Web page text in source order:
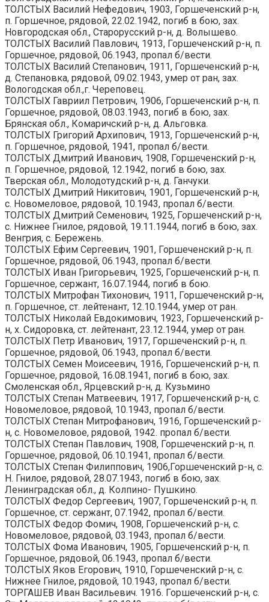
ТОЛСТЫХ Василий Нефедович, 1903, Горшеченский р-н,
п. Горшечное, рядовой, 22.02.1942, погиб в бою, зах.
Новгородская обл., Старорусский р-н, д. Волышево.
ТОЛСТЫХ Василий Павлович, 1913, Горшеченский р-н, п.
Горшечное, рядовой, 06.1943, пропал б/вести.
ТОЛСТЫХ Василий Степанович, 1911, Горшеченский р-н,
д. Степановка, рядовой, 09.02.1943, умер от ран, зах.
Вологодская обл.,г. Череповец.
ТОЛСТЫХ Гавриил Петрович, 1906, Горшеченский р-н, п.
Горшечное, рядовой, 08.03.1943, погиб в бою, зах.
Брянская обл., Комаричский р-н, д. Альговка.
ТОЛСТЫХ Григорий Архипович, 1913, Горшеченский р-н,
п. Горшечное, рядовой, 1941, пропал б/вести.
ТОЛСТЫХ Дмитрий Иванович, 1908, Горшеченский р-н,
п. Горшечное, рядовой, 12.1942, погиб в бою, зах.
Тверская обл., Молодотудский р-н, д. Ганчуки.
ТОЛСТЫХ Дмитрий Никитович, 1901, Горшеченский р-н,
с. Новомеловое, рядовой, 10.1943, пропал б/вести.
ТОЛСТЫХ Дмитрий Семенович, 1925, Горшеченский р-н,
с. Нижнее Гнилое, рядовой, 19.11.1944, погиб в бою, зах.
Венгрия, с. Бережень.
ТОЛСТЫХ Ефим Сергеевич, 1901, Горшеченский р-н, п.
Горшечное, рядовой, 06.1943, пропал б/вести.
ТОЛСТЫХ Иван Григорьевич, 1925, Горшеченский р-н, п.
Горшечное, сержант, 16.07.1944, погиб в бою.
ТОЛСТЫХ Митрофан Тихонович, 1911, Горшеченский р-н,
п. Горшечное, ст. лейтенант, 12.10.1944, умер от ран.
ТОЛСТЫХ Николай Евдокимович, 1923, Горшеченский р-
н, х. Сидоровка, ст. лейтенант, 23.12.1944, умер от ран.
ТОЛСТЫХ Петр Иванович, 1917, Горшеченский р-н, п.
Горшечное, рядовой, 06.1943, пропал б/вести.
ТОЛСТЫХ Семен Моисеевич, 1916, Горшеченский р-н, п.
Горшечное, рядовой, 16.08.1941, погиб в бою, зах.
Смоленская обл., Ярцевский р-н, д. Кузьмино
ТОЛСТЫХ Степан Матвеевич, 1917, Горшеченский р-н, с.
Новомеловое, рядовой, 10.1943, пропал б/вести.
ТОЛСТЫХ Степан Митрофанович, 1916, Горшеченский р-
н, с. Новомеловое, рядовой, 1942. пропал б/вести.
ТОЛСТЫХ Степан Павлович, 1908, Горшеченский р-н, п.
Горшечное, рядовой, 06.10.1941, пропал б/вести.
ТОЛСТЫХ Степан Филиппович, 1906,Горшеченский р-н, с.
Н. Гнилое, рядовой, 28.07.1943, погиб в бою, зах.
Ленинградская обл., д. Колпино- Пушкино.
ТОЛСТЫХ Федор Сергеевич, 1907, Горшеченский р-н, п.
Горшечное, ст. сержант, 07.1942, пропал б/вести.
ТОЛСТЫХ Федор Фомич, 1908, Горшеченский р-н, с.
Новомеловое, рядовой, 03.1943, пропал б/вести.
ТОЛСТЫХ Фома Иванович, 1905, Горшеченский р-н, п.
Горшечное, рядовой, 06.1943, пропал б/вести.
ТОЛСТЫХ Яков Егорович, 1910, Горшеченский р-н, с.
Нижнее Гнилое, рядовой, 10.1943, пропал б/вести.
ТОРГАШЕВ Иван Васильевич. 1916. Горшеченский р-н, с.